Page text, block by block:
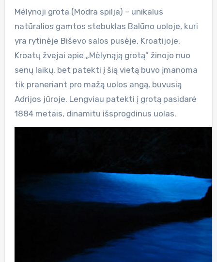
Mėlynoji grota (Modra spilja) – unikalus
natūralios gamtos stebuklas Balūno uoloje, kuri
yra rytinėje Biševo salos pusėje, Kroatijoje.
Kroatų žvejai apie „Mėlynąją grotą” žinojo nuo
senų laikų, bet patekti į šią vietą buvo įmanoma
tik praneriant pro mažą uolos angą, buvusią
Adrijos jūroje. Lengviau patekti į grotą pasidarė
1884 metais, dinamitu išsprogdinus uolas.